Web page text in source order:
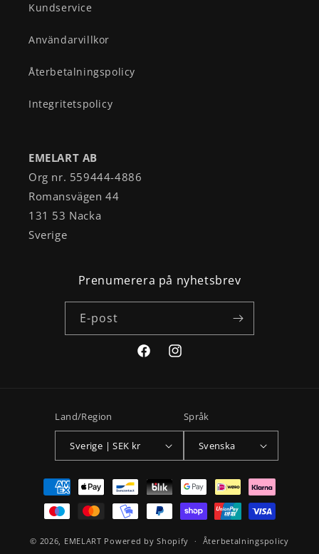
Kundservice
Användarvillkor
Återbetalningspolicy
Integritetspolicy
EMELART AB
Org nr. 559444-4886
Romansvägen 44
131 53 Nacka
Sverige
Prenumerera på nyhetsbrev
E-post
FacebookInstagram
Land/Region
Sverige | SEK kr
Språk
Svenska
Betalningsmetoder
© 2026, EMELART Powered by Shopify Återbetalningspolicy